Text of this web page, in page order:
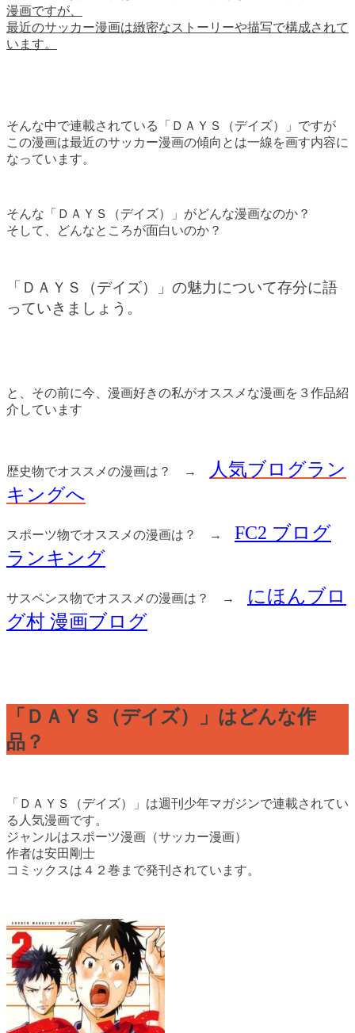
漫画ですが、
最近のサッカー漫画は緻密なストーリーや描写で構成されて
います。
そんな中で連載されている「ＤＡＹＳ（デイズ）」ですが
この漫画は最近のサッカー漫画の傾向とは一線を画す内容に
なっています。
そんな「ＤＡＹＳ（デイズ）」がどんな漫画なのか？
そして、どんなところが面白いのか？
「ＤＡＹＳ（デイズ）」の魅力について存分に語
っていきましょう。
と、その前に今、漫画好きの私がオススメな漫画を３作品紹
介しています
歴史物でオススメの漫画は？ →
人気ブログラン
キングへ
スポーツ物でオススメの漫画は？ → FC2 ブログ
ランキング
サスペンス物でオススメの漫画は？ →
にほんブロ
グ村 漫画ブログ
「ＤＡＹＳ（デイズ）」はどんな作
品？
「ＤＡＹＳ（デイズ）」は週刊少年マガジンで連載されてい
る人気漫画です。
ジャンルはスポーツ漫画（サッカー漫画）
作者は安田剛士
コミックスは４２巻まで発刊されています。